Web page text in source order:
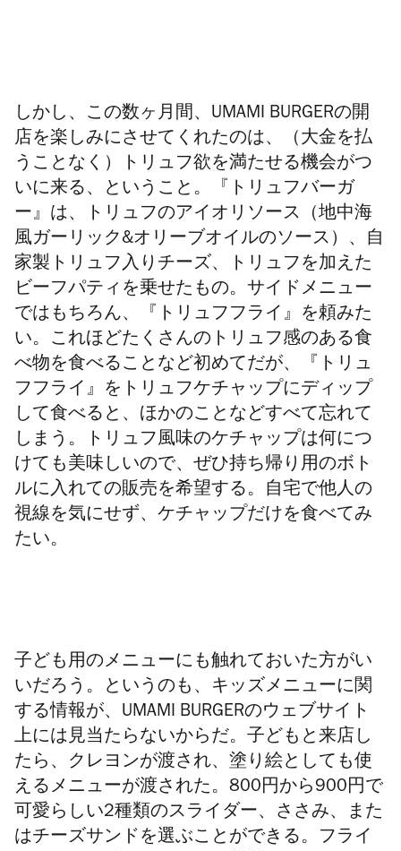
しかし、この数ヶ月間、 UMAMI BURGERの開
店を楽しみにさせてくれたのは、（大金を払
うことなく）トリュフ欲を満たせる機会がつ
いに来る、ということ。『トリュフバーガ
ー』は、トリュフのアイオリソース（地中海
風ガーリック &オリーブオイルのソース）、自
家製トリュフ入りチーズ、トリュフを加えた
ビーフパティを乗せたもの。サイドメニュー
ではもちろん、『トリュフフライ』を頼みた
い。これほどたくさんのトリュフ感のある食
べ物を食べることなど初めてだが、『トリュ
フフライ』をトリュフケチャップにディップ
して食べると、ほかのことなどすべて忘れて
しまう。トリュフ風味のケチャップは何につ
けても美味しいので、ぜひ持ち帰り用のボト
ルに入れての販売を希望する。自宅で他人の
視線を気にせず、ケチャップだけを食べてみ
たい。
子ども用のメニューにも触れておいた方がい
いだろう。というのも、キッズメニューに関
する情報が、 UMAMI BURGERのウェブサイト
上には見当たらないからだ。子どもと来店し
たら、クレヨンが渡され、塗り絵としても使
えるメニューが渡された。 800円から900円で
可愛らしい2種類のスライダー、ささみ、また
はチーズサンドを選ぶことができる。フライ